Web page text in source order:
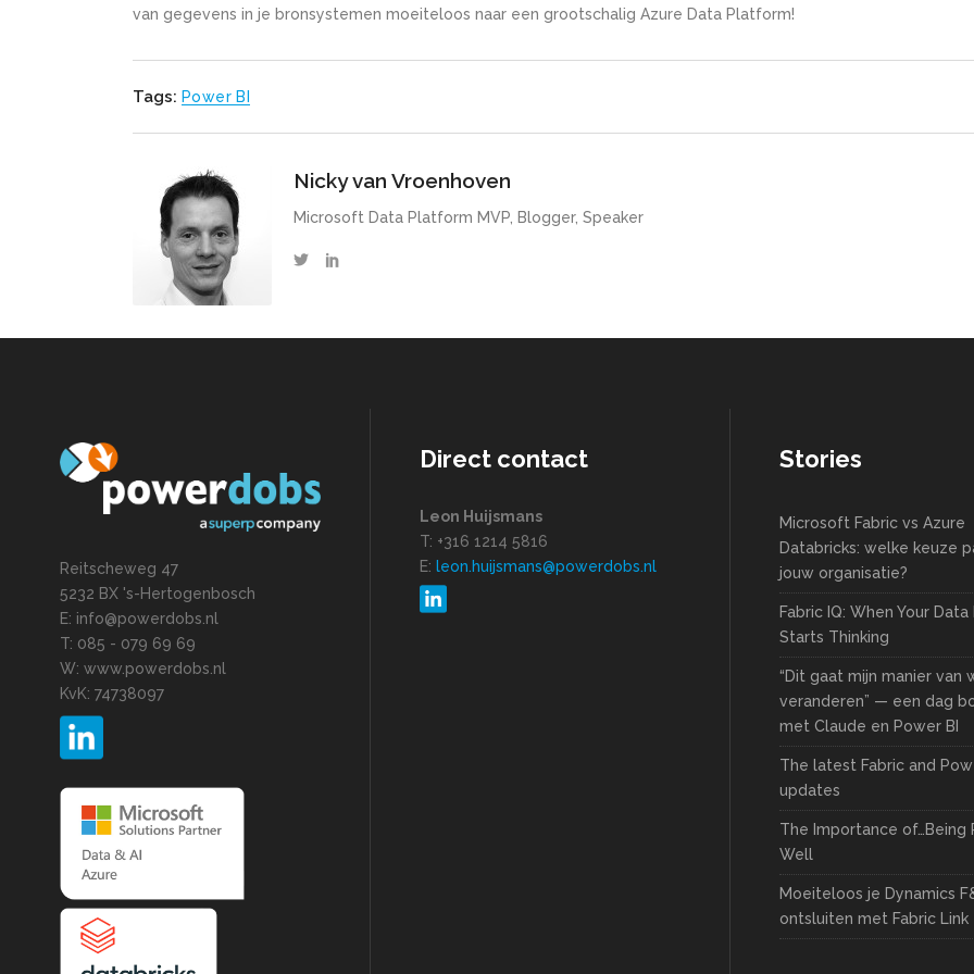
van gegevens in je bronsystemen moeiteloos naar een grootschalig Azure Data Platform!
Tags: Power BI
Nicky van Vroenhoven
Microsoft Data Platform MVP, Blogger, Speaker
Reitscheweg 47
5232 BX 's-Hertogenbosch
E: info@powerdobs.nl
T: 085 - 079 69 69
W: www.powerdobs.nl
KvK: 74738097
Direct contact
Leon Huijsmans
T: +316 1214 5816
E: leon.huijsmans@powerdobs.nl
Stories
Microsoft Fabric vs Azure
Databricks: welke keuze
jouw organisatie?
Fabric IQ: When Your
Starts Thinking
“Dit gaat mijn manier van
veranderen” — een dag
met Claude en Power BI
The latest Fabric and
updates
The Importance of…Being
Well
Moeiteloos je Dynamics
ontsluiten met Fabric Link